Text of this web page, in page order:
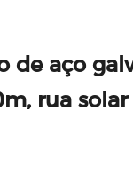
de aço
rua